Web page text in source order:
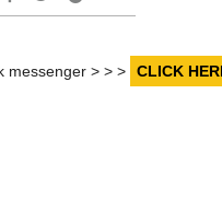
messenger > > > CLICK